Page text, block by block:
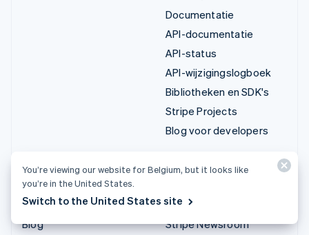
Documentatie
API-documentatie
API-status
API-wijzigingslogboek
Bibliotheken en SDK's
Stripe Projects
Blog voor developers
Kennisbank
Ervaringen van klanten
Blog
Vacatures
Stripe Newsroom
You’re viewing our website for Belgium, but it looks like
you’re in the United States.
Switch to the United States site